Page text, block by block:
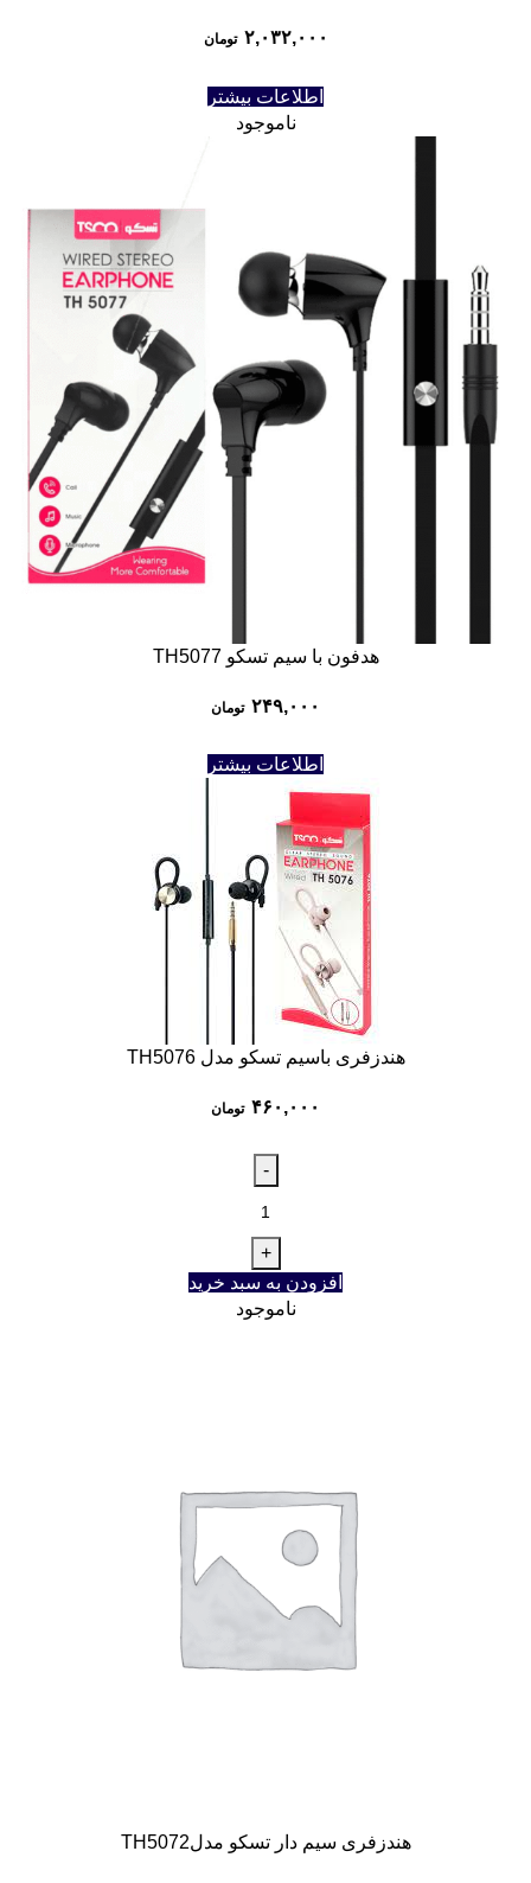
۲,۰۳۲,۰۰۰ تومان
اطلاعات بیشتر
ناموجود
هدفون با سیم تسکو TH5077
۲۴۹,۰۰۰ تومان
اطلاعات بیشتر
هندزفری باسیم تسکو مدل TH5076
۴۶۰,۰۰۰ تومان
افزودن به سبد خرید
ناموجود
هندزفری سیم دار تسکو مدلTH5072